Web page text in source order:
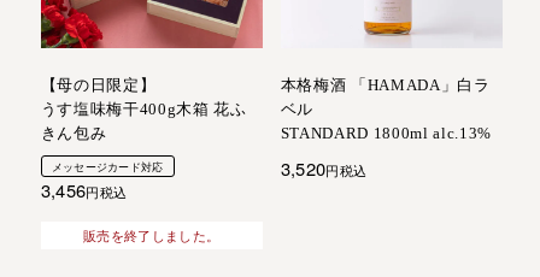
【母の日限定】
うす塩味梅干400g木箱 花ふ
きん包み
メッセージカード対応
3,456 税込
販売を終了しました。
本格梅酒 「HAMADA」白ラ
ベル
STANDARD 1800ml alc.13%
3,520 税込